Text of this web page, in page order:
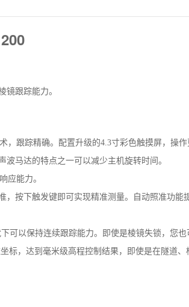
镜跟踪能力。
跟踪精确。配置升级的4.3寸彩色触摸屏，操作
马达的特点之一可以减少主机旋转时间。
应能力。
按下触发键即可实现精准测量。自动照准功能
可以保持连续跟踪能力。即使是棱镜失锁，您也
标，达到毫米级高程控制结果，即使是在隧道